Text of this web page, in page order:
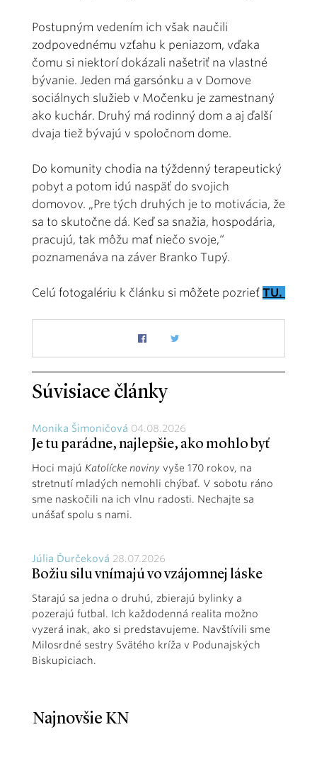
Postupným vedením ich však naučili
zodpovednému vzťahu k peniazom, vďaka
čomu si niektorí dokázali našetriť na vlastné
bývanie. Jeden má garsónku a v Domove
sociálnych služieb v Močenku je zamestnaný
ako kuchár. Druhý má rodinný dom a aj ďalší
dvaja tiež bývajú v spoločnom dome.
Do komunity chodia na týždenný terapeutický
pobyt a potom idú naspäť do svojich
domovov. „Pre tých druhých je to motivácia, že
sa to skutočne dá. Keď sa snažia, hospodária,
pracujú, tak môžu mať niečo svoje,“
poznamenáva na záver Branko Tupý.
Celú fotogalériu k článku si môžete pozrieť TU.
Súvisiace články
Monika Šimoničová 04.08.2026
Je tu parádne, najlepšie, ako mohlo byť
Hoci majú Katolícke noviny vyše 170 rokov, na
stretnutí mladých nemohli chýbať. V sobotu ráno
sme naskočili na ich vlnu radosti. Nechajte sa
unášať spolu s nami.
Júlia Ďurčeková 28.07.2026
Božiu silu vnímajú vo vzájomnej láske
Starajú sa jedna o druhú, zbierajú bylinky a
pozerajú futbal. Ich každodenná realita možno
vyzerá inak, ako si predstavujeme. Navštívili sme
Milosrdné sestry Svätého kríža v Podunajských
Biskupiciach.
Najnovšie KN